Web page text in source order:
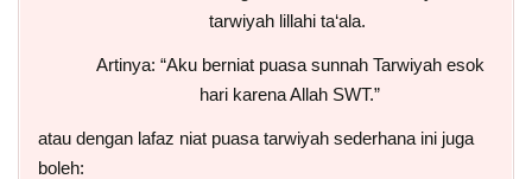
tarwiyah lillahi ta‘ala.
Artinya: “Aku berniat puasa sunnah Tarwiyah esok
hari karena Allah SWT.”
atau dengan lafaz niat puasa tarwiyah sederhana ini juga
boleh: